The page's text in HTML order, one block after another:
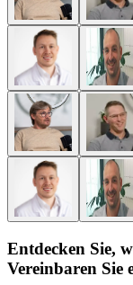
Entdecken Sie,
Vereinbaren Sie